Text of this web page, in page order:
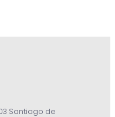
Santiago de